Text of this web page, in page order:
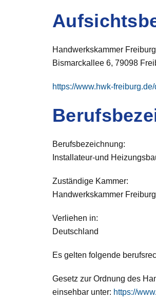
Handwerkskammer Freiburg
Bismarckallee 6, 79098
https://www.hwk-
Berufsbezeichnung:
Installateur-und
Zuständige Kammer:
Handwerkskammer Freiburg
Verliehen in:
Deutschland
Es gelten folgende
Gesetz zur Ordnung des
einsehbar unter: https://